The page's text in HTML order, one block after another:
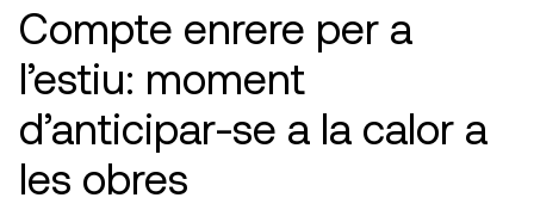
Compte enrere per a
l’estiu: moment
d’anticipar-se a la calor a
les obres